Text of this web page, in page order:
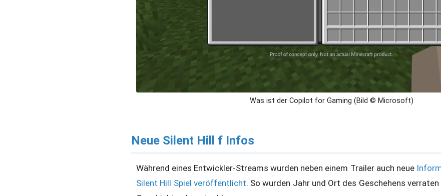
Was ist der Copilot for Gaming (Bild © Microsoft)
Neue Silent Hill f Infos
Während eines Entwickler-Streams wurden neben einem Trailer auch neue
Silent Hill Spiel veröffentlicht. So wurden Jahr und Ort des Geschehens